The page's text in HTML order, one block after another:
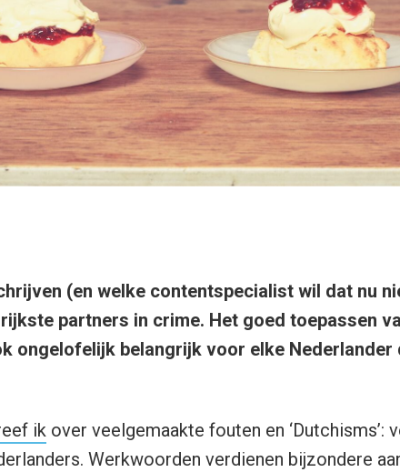
(en welke contentspecialist wil dat nu
partners in crime. Het goed toepassen
ongelofelijk belangrijk voor elke Nederlander
ikover veelgemaakte fouten en ‘Dutchisms’:
Werkwoorden verdienen bijzondere